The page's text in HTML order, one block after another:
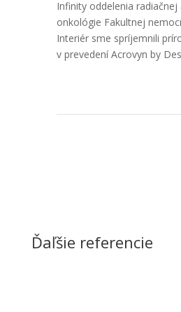
Infinity oddelenia radiačnej
onkológie Fakultnej
Interiér sme spríjemnili
v prevedení Acrovyn by
Ďaľšie referencie